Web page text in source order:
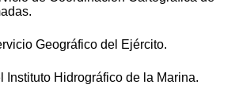
Geográfico del Ejército.
Instituto Hidrográfico de la Marina.